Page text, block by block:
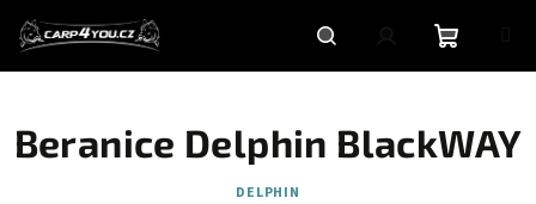
obsah
HledatPřihlášeníNákupní
košík
Beranice Delphin BlackWAY
DELPHIN